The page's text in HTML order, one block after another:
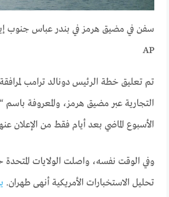
سفن في مضيق هرمز في بندر عباس جنوب إيران
AP
تم تعليق خطة الرئيس دونالد ترامب
التجارية عبر مضيق هرمز، والمعروفة باسم
الأسبوع الماضي بعد أيام فقط من الإعلان
وفي الوقت نفسه، واصلت الولايات المتحدة
تحليل الاستخبارات الأمريكية أنهى طهران.